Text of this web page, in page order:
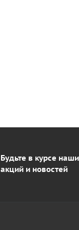
Будьте в курсе
акций и новостей